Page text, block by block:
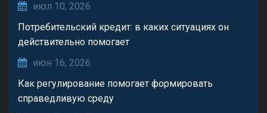
июл 10, 2026
Потребительский кредит: в каких ситуациях он
действительно помогает
июн 16, 2026
Как регулирование помогает формировать
справедливую среду